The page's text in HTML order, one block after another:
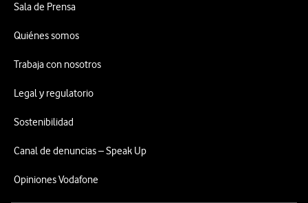
Sala de Prensa
Quiénes somos
Trabaja con nosotros
Legal y regulatorio
Sostenibilidad
Canal de denuncias – Speak Up
Opiniones Vodafone